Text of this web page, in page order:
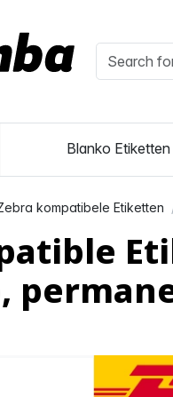
Blanko Etiketten
kompatibele Etiketten